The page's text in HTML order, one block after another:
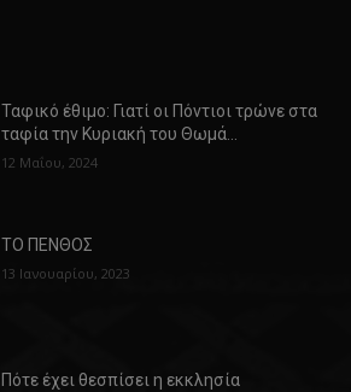
Ταφικό έθιμο: Γιατί οι Πόντιοι τρώνε στα
ταφία την Κυριακή του Θωμά…
12 Μαΐου, 2024
ΤΟ ΠΕΝΘΟΣ
13 Ιανουαρίου, 2023
Πότε έχει θεσπίσει η εκκλησία